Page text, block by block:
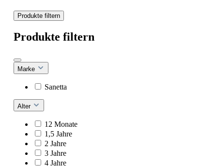
Produkte filtern
Produkte filtern
Marke
Sanetta
Alter
12 Monate
1,5 Jahre
2 Jahre
3 Jahre
4 Jahre